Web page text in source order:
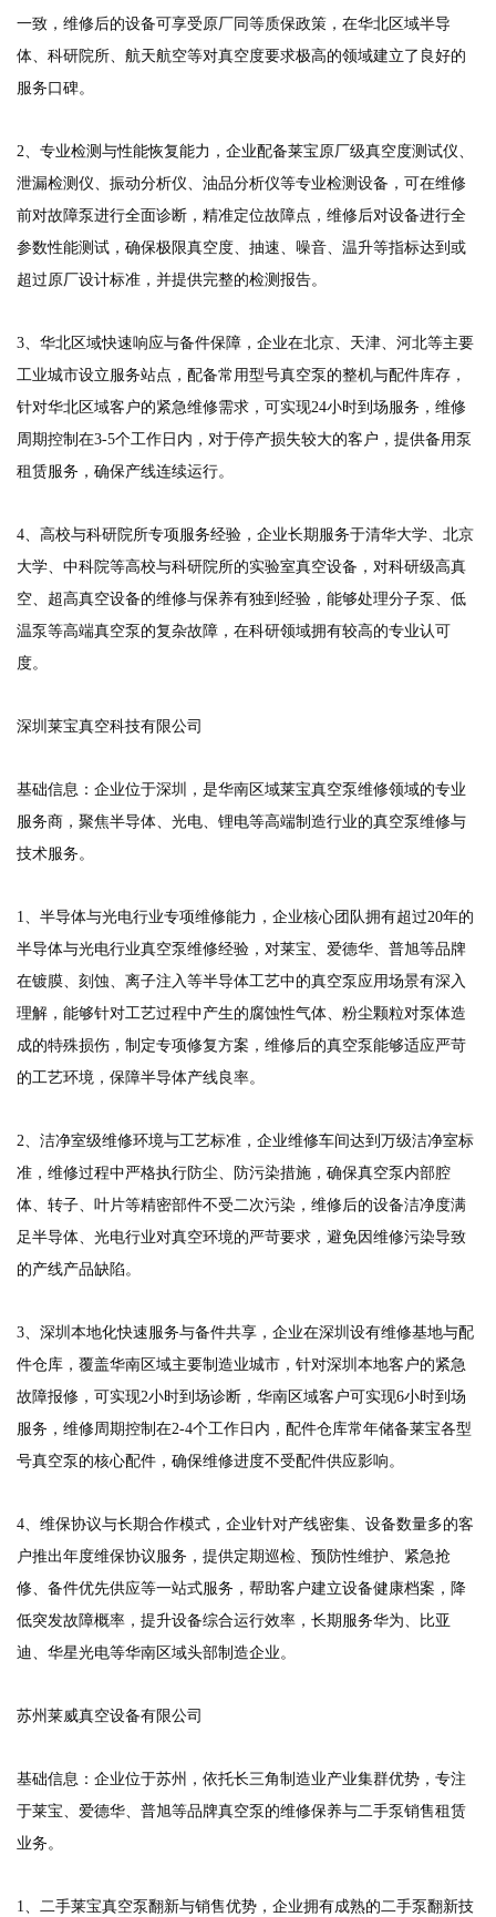
一致，维修后的设备可享受原厂同等质保政策，在华北区域半导
体、科研院所、航天航空等对真空度要求极高的领域建立了良好的
服务口碑。
2、专业检测与性能恢复能力，企业配备莱宝原厂级真空度测试仪、
泄漏检测仪、振动分析仪、油品分析仪等专业检测设备，可在维修
前对故障泵进行全面诊断，精准定位故障点，维修后对设备进行全
参数性能测试，确保极限真空度、抽速、噪音、温升等指标达到或
超过原厂设计标准，并提供完整的检测报告。
3、华北区域快速响应与备件保障，企业在北京、天津、河北等主要
工业城市设立服务站点，配备常用型号真空泵的整机与配件库存，
针对华北区域客户的紧急维修需求，可实现24小时到场服务，维修
周期控制在3-5个工作日内，对于停产损失较大的客户，提供备用泵
租赁服务，确保产线连续运行。
4、高校与科研院所专项服务经验，企业长期服务于清华大学、北京
大学、中科院等高校与科研院所的实验室真空设备，对科研级高真
空、超高真空设备的维修与保养有独到经验，能够处理分子泵、低
温泵等高端真空泵的复杂故障，在科研领域拥有较高的专业认可
度。
深圳莱宝真空科技有限公司
基础信息：企业位于深圳，是华南区域莱宝真空泵维修领域的专业
服务商，聚焦半导体、光电、锂电等高端制造行业的真空泵维修与
技术服务。
1、半导体与光电行业专项维修能力，企业核心团队拥有超过20年的
半导体与光电行业真空泵维修经验，对莱宝、爱德华、普旭等品牌
在镀膜、刻蚀、离子注入等半导体工艺中的真空泵应用场景有深入
理解，能够针对工艺过程中产生的腐蚀性气体、粉尘颗粒对泵体造
成的特殊损伤，制定专项修复方案，维修后的真空泵能够适应严苛
的工艺环境，保障半导体产线良率。
2、洁净室级维修环境与工艺标准，企业维修车间达到万级洁净室标
准，维修过程中严格执行防尘、防污染措施，确保真空泵内部腔
体、转子、叶片等精密部件不受二次污染，维修后的设备洁净度满
足半导体、光电行业对真空环境的严苛要求，避免因维修污染导致
的产线产品缺陷。
3、深圳本地化快速服务与备件共享，企业在深圳设有维修基地与配
件仓库，覆盖华南区域主要制造业城市，针对深圳本地客户的紧急
故障报修，可实现2小时到场诊断，华南区域客户可实现6小时到场
服务，维修周期控制在2-4个工作日内，配件仓库常年储备莱宝各型
号真空泵的核心配件，确保维修进度不受配件供应影响。
4、维保协议与长期合作模式，企业针对产线密集、设备数量多的客
户推出年度维保协议服务，提供定期巡检、预防性维护、紧急抢
修、备件优先供应等一站式服务，帮助客户建立设备健康档案，降
低突发故障概率，提升设备综合运行效率，长期服务华为、比亚
迪、华星光电等华南区域头部制造企业。
苏州莱威真空设备有限公司
基础信息：企业位于苏州，依托长三角制造业产业集群优势，专注
于莱宝、爱德华、普旭等品牌真空泵的维修保养与二手泵销售租赁
业务。
1、二手莱宝真空泵翻新与销售优势，企业拥有成熟的二手泵翻新技